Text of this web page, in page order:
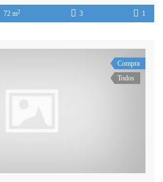
72 m2 3 1
Compra
Todos